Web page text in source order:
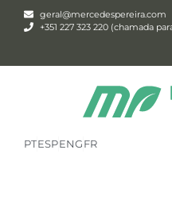
geral@mercedespereira.com
+351 227 323 220 (chamada
PTESPENGFR